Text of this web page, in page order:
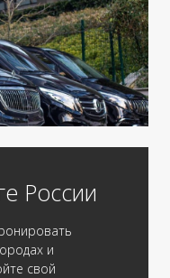
России
и
свой